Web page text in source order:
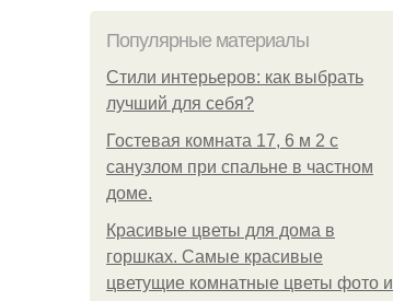
Популярные материалы
Стили интерьеров: как выбрать
лучший для себя?
Гостевая комната 17, 6 м 2 с
санузлом при спальне в частном
доме.
Красивые цветы для дома в
горшках. Самые красивые
цветущие комнатные цветы фото и